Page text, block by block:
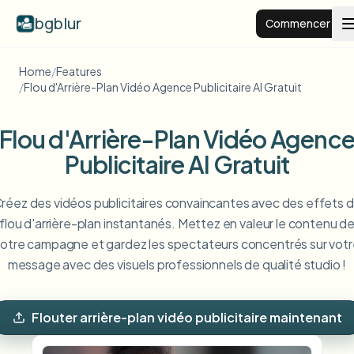
bgblur Commencer
Arrière-plan flou
Tarifs
Voir tous les exemples
Parcourir toute la bibliothèque d'exemples
Flouter le visage
Flouter la plaque
Fonctionnalités
Browse every blur tool in one place
Écoles et éducation
Ressources
Home/Features
/Flou d'Arrière-Plan Vidéo Agence Publicitaire AI Gratuit
Flou d'Arrière-Plan Vidéo Agence
Publicitaire AI Gratuit
des vidéos publicitaires convaincantes avec des effets
flou d'arrière-plan instantanés. Mettez en valeur le contenu de
campagne et gardez les spectateurs concentrés sur
message avec des visuels professionnels de qualité studio !
Flouter arrière-plan vidéo publicitaire maintenant